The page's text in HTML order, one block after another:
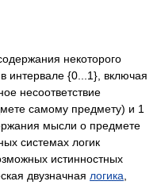
некоторого
интервале {0...1}, включая
несоответствие
самому предмету) и 1
мысли о предмете
системах логик
истинностных
двузначная логика